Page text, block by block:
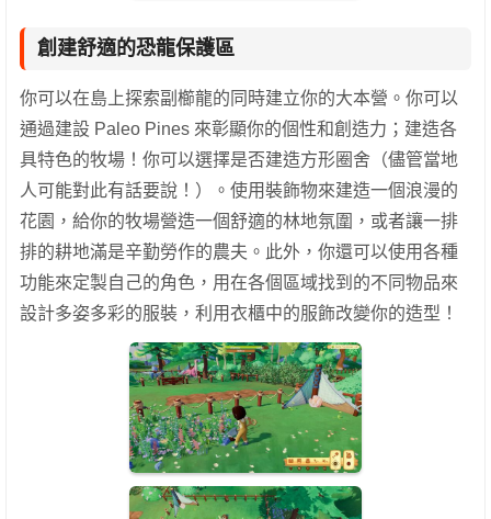
創建舒適的恐龍保護區
你可以在島上探索副櫛龍的同時建立你的大本營。你可以
通過建設 Paleo Pines 來彰顯你的個性和創造力；建造各
具特色的牧場！你可以選擇是否建造方形圈舍（儘管當地
人可能對此有話要說！）。使用裝飾物來建造一個浪漫的
花園，給你的牧場營造一個舒適的林地氛圍，或者讓一排
排的耕地滿是辛勤勞作的農夫。此外，你還可以使用各種
功能來定製自己的角色，用在各個區域找到的不同物品來
設計多姿多彩的服裝，利用衣櫃中的服飾改變你的造型！